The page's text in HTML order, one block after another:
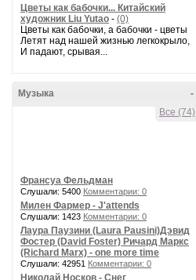
Цветы как бабочки... Китайский
художник Liu Yutao - (0)
Цветы как бабочки, а бабочки - цветы
Летят над нашей жизнью легкокрыло,
И падают, срывая...
-
Музыка
Все (74)
Франсуа Фельдман
Слушали: 5400 Комментарии: 0
Милен Фармер - J'attends
Слушали: 1423 Комментарии: 0
Лаура Паузини (Laura Pausini)Дэвид
Фостер (David Foster) Ричард Маркс
(Richard Marx) - one more time
Слушали: 42951 Комментарии: 0
Николай Носков - Снег